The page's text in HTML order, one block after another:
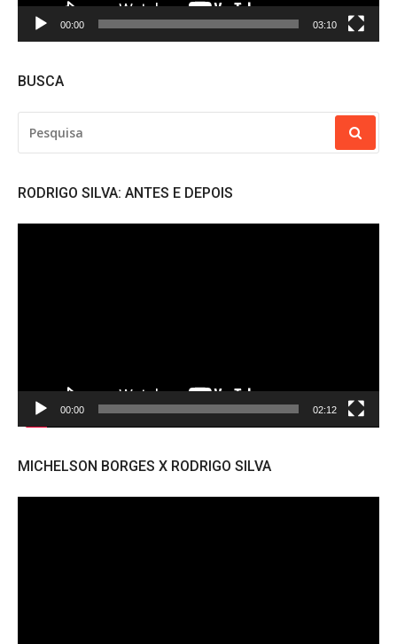
00:00 03:10
BUSCA
POR:
RODRIGO SILVA: ANTES E DEPOIS
00:00 02:12
MICHELSON BORGES X RODRIGO SILVA